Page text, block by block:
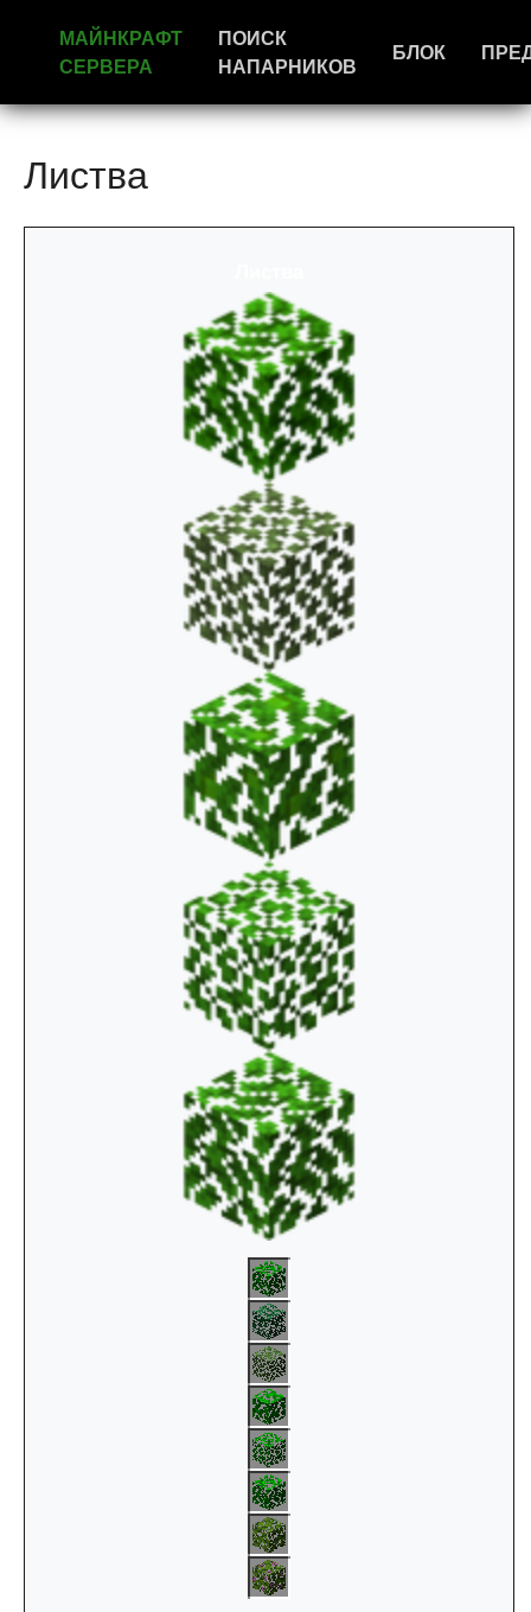
МАЙНКРАФТ
СЕРВЕРА
ПОИСК
НАПАРНИКОВ
БЛОК
Листва